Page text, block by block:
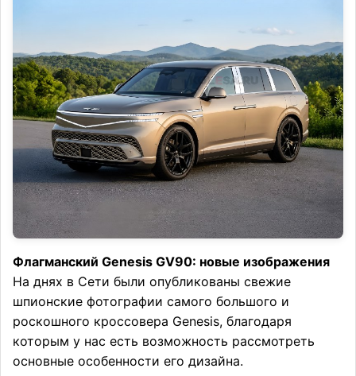
Флагманский Genesis GV90: новые изображения
На днях в Сети были опубликованы свежие
шпионские фотографии самого большого и
роскошного кроссовера Genesis, благодаря
которым у нас есть возможность рассмотреть
основные особенности его дизайна.